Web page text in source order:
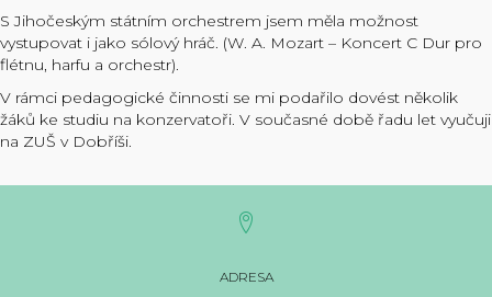
S Jihočeským státním orchestrem jsem měla možnost
vystupovat i jako sólový hráč. (W. A. Mozart – Koncert C Dur pro
flétnu, harfu a orchestr).
V rámci pedagogické činnosti se mi podařilo dovést několik
žáků ke studiu na konzervatoři. V současné době řadu let vyučuji
na ZUŠ v Dobříši.
ADRESA